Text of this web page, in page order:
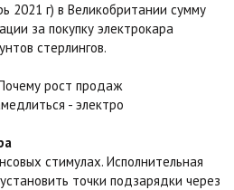
2021 г) в Великобритании сумму
за покупку электрокара
стерлингов.
стимулах. Исполнительная
точки подзарядки через